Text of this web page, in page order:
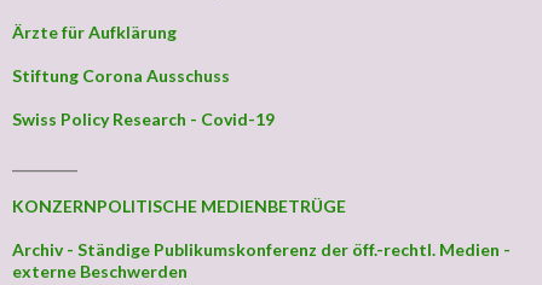
Ärzte für Aufklärung
Stiftung Corona Ausschuss
Swiss Policy Research - Covid-19
KONZERNPOLITISCHE MEDIENBETRÜGE
Archiv - Ständige Publikumskonferenz der öff.-rechtl. Medien -
externe Beschwerden